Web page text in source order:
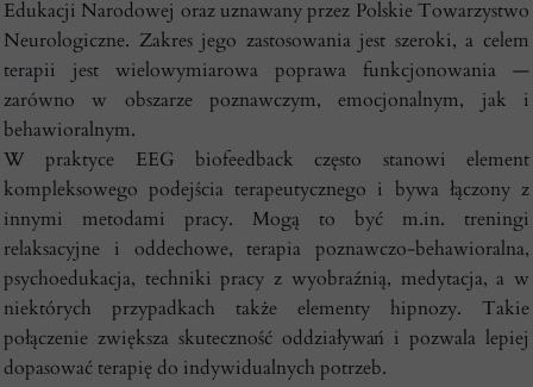
Edukacji Narodowej oraz uznawany przez Polskie Towarzystwo
Neurologiczne. Zakres jego zastosowania jest szeroki, a celem
terapii jest wielowymiarowa poprawa funkcjonowania —
zarówno w obszarze poznawczym, emocjonalnym, jak i
behawioralnym.
W praktyce EEG biofeedback często stanowi element
kompleksowego podejścia terapeutycznego i bywa łączony z
innymi metodami pracy. Mogą to być m.in. treningi
relaksacyjne i oddechowe, terapia poznawczo-behawioralna,
psychoedukacja, techniki pracy z wyobraźnią, medytacja, a w
niektórych przypadkach także elementy hipnozy. Takie
połączenie zwiększa skuteczność oddziaływań i pozwala lepiej
dopasować terapię do indywidualnych potrzeb.